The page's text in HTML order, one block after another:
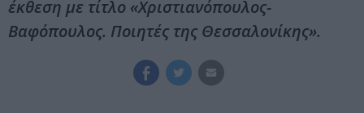
έκθεση με τίτλο «Χριστιανόπουλος-
Βαφόπουλος. Ποιητές της Θεσσαλονίκης».